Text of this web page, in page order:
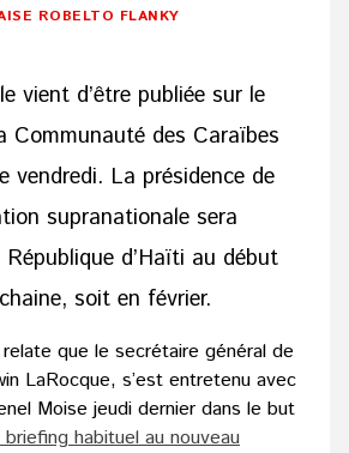
ROBELTO FLANKY
vient d’être publiée sur le
Communauté des Caraïbes
vendredi. La présidence de
supranationale sera
d’Haïti au début
soit en février.
que le secrétaire général de
LaRocque, s’est entretenu avec
Moise jeudi dernier dans le but
habituel au nouveau